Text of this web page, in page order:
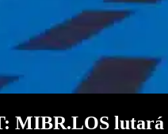
MIBR.LOS lutará